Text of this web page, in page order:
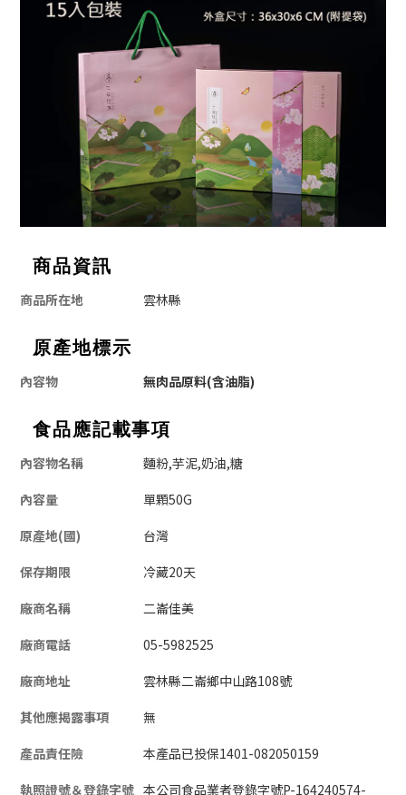
商品資訊
商品所在地 雲林縣
原產地標示
內容物 無肉品原料(含油脂)
食品應記載事項
內容物名稱
麵粉,芋泥,奶油,糖
內容量
單顆50G
原產地(國)
台灣
保存期限
冷藏20天
廠商名稱
二崙佳美
廠商電話
05-5982525
廠商地址
雲林縣二崙鄉中山路108號
其他應揭露事項
無
產品責任險
本產品已投保1401-082050159
執照證號＆登錄字號 本公司食品業者登錄字號P-164240574-